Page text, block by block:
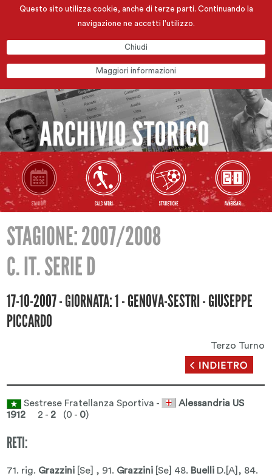
Questo sito utilizza cookie, anche di terze parti. Continuando la
navigazione ne accetti l'utilizzo.
Chiudi
Maggiori informazioni
STAGIONE: 2007/2008
C. IT. SERIE D
17-10-2007 - GIORNATA: 1 - GENOVA-SESTRI - GIUSEPPE
PICCARDO
Terzo Turno
Sestrese Fratellanza Sportiva -
Alessandria US
1912 2 - 2 (0 - 0)
RETI:
71. rig. Grazzini [Se] , 91. Grazzini [Se] 48. Buelli D.[A] , 84.